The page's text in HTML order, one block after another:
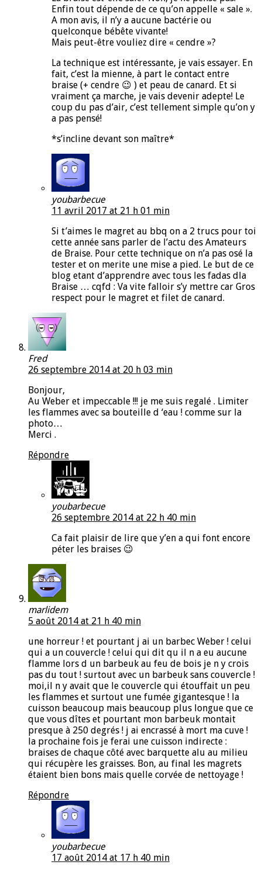
Enfin tout dépende de ce qu’on appelle « sale ».
A mon avis, il n’y a aucune bactérie ou
quelconque bébête vivante!
Mais peut-être vouliez dire « cendre »?
La technique est intéressante, je vais essayer. En
fait, c’est la mienne, à part le contact entre
braise (+ cendre 😉 ) et peau de canard. Et si
vraiment ça marche, je vais devenir adepte! Le
coup du pas d’air, c’est tellement simple qu’on y
a pas pensé!
*s’incline devant son maître*
youbarbecue
11 avril 2017 at 21 h 01 min
Si t’aimes le magret au bbq on a 2 trucs pour toi
cette année sans parler de l’actu des Amateurs
de Braise. Pour cette technique on n’a pas osé la
tester et on merite une mise a pied. Le but de ce
blog etant d’apprendre avec tous les fadas dla
Braise … cqfd : Va vite falloir s’y mettre car Gros
respect pour le magret et filet de canard.
Fred
26 septembre 2014 at 20 h 03 min
Bonjour,
Au Weber et impeccable !!! je me suis regalé . Limiter
les flammes avec sa bouteille d ‘eau ! comme sur la
photo…
Merci .
Répondre
youbarbecue
26 septembre 2014 at 22 h 40 min
Ca fait plaisir de lire que y’en a qui font encore
péter les braises 😉
marlidem
5 août 2014 at 21 h 40 min
une horreur ! et pourtant j ai un barbec Weber ! celui
qui a un couvercle ! celui qui dit qu il n a eu aucune
flamme lors d un barbeuk au feu de bois je n y crois
pas du tout ! surtout avec un barbeuk sans couvercle !
moi,il n y avait que le couvercle qui étouffait un peu
les flammes et surtout une fumée gigantesque ! la
cuisson beaucoup mais beaucoup plus longue que ce
que vous dîtes et pourtant mon barbeuk montait
presque à 250 degrés ! j ai encrassé à mort ma cuve !
la prochaine fois je ferai une cuisson indirecte :
braises de chaque côté avec barquette alu au milieu
qui récupère les graisses. Bon, au final les magrets
étaient bien bons mais quelle corvée de nettoyage !
Répondre
youbarbecue
17 août 2014 at 17 h 40 min